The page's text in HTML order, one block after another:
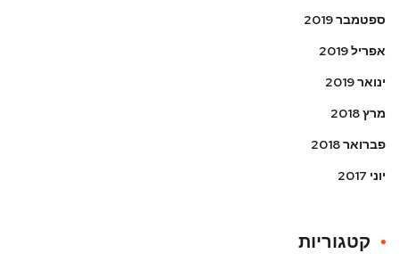
ספטמבר 2019
אפריל 2019
ינואר 2019
מרץ 2018
פברואר 2018
יוני 2017
קטגוריות